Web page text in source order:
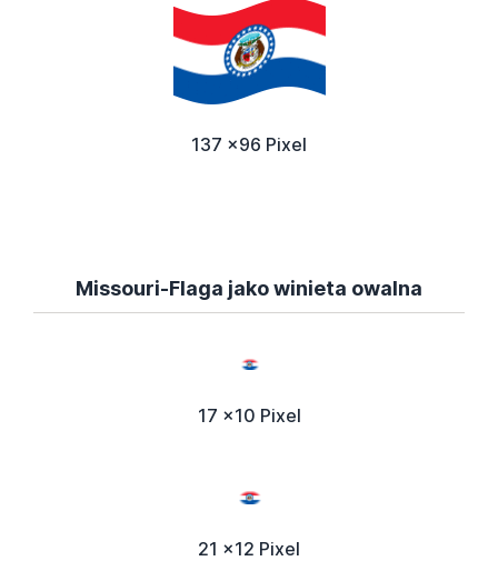
137 x96 Pixel
Missouri-Flaga jako winieta owalna
17 x10 Pixel
21 x12 Pixel